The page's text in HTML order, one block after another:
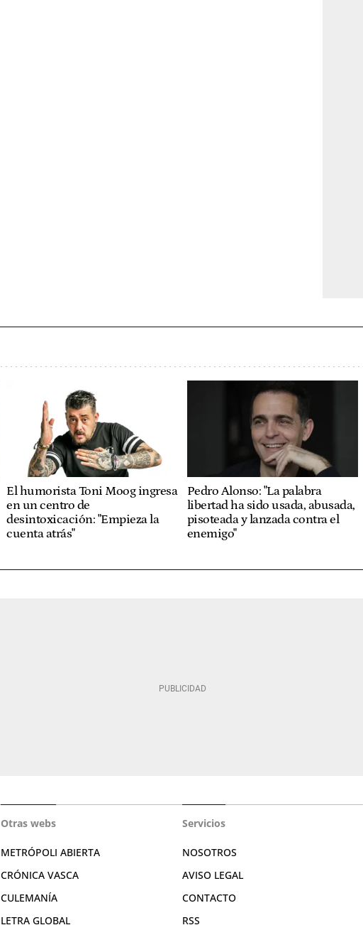
El humorista Toni Moog ingresa
en un centro de
desintoxicación: "Empieza la
cuenta atrás"
Pedro Alonso: "La palabra
libertad ha sido usada, abusada,
pisoteada y lanzada contra el
enemigo"
Otras webs
METRÓPOLI ABIERTA
CRÓNICA VASCA
CULEMANÍA
LETRA GLOBAL
Servicios
NOSOTROS
AVISO LEGAL
CONTACTO
RSS